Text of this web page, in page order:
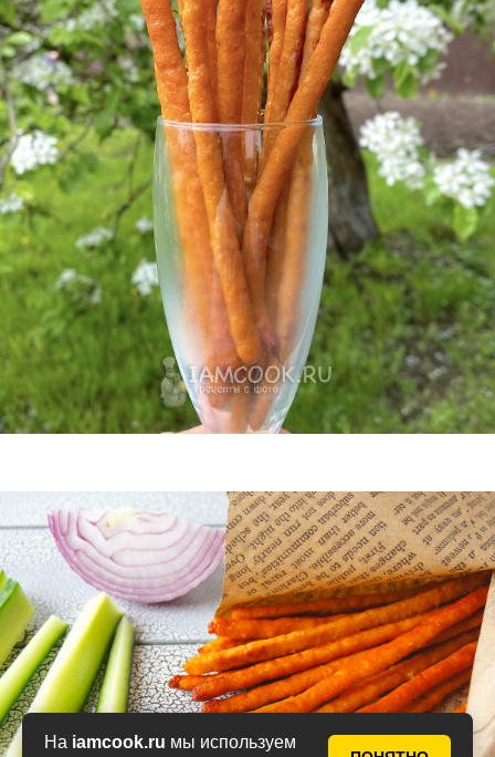
На iamcook.ru мы используем